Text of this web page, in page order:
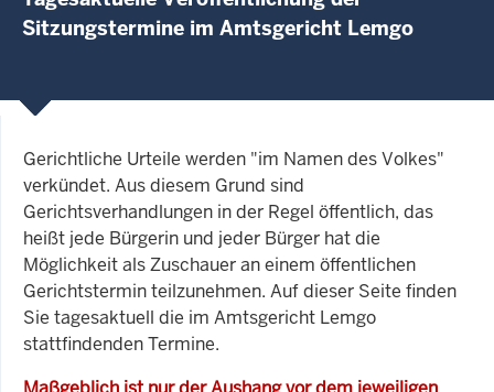
Sitzungstermine im Amtsgericht Lemgo
Gerichtliche Urteile werden "im Namen des Volkes"
verkündet. Aus diesem Grund sind
Gerichtsverhandlungen in der Regel öffentlich, das
heißt jede Bürgerin und jeder Bürger hat die
Möglichkeit als Zuschauer an einem öffentlichen
Gerichtstermin teilzunehmen. Auf dieser Seite finden
Sie tagesaktuell die im Amtsgericht Lemgo
stattfindenden Termine.